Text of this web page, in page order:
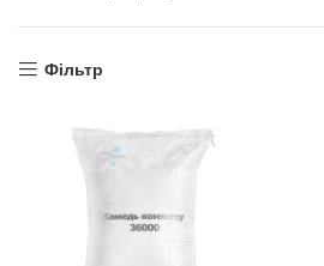
Фільтр